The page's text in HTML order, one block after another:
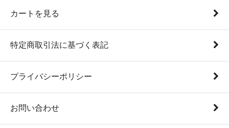
カートを見る
特定商取引法に基づく表記
プライバシーポリシー
お問い合わせ